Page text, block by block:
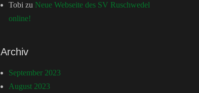
Tobi zu Neue Webseite des SV Ruschwedel
online!
Archiv
September 2023
August 2023